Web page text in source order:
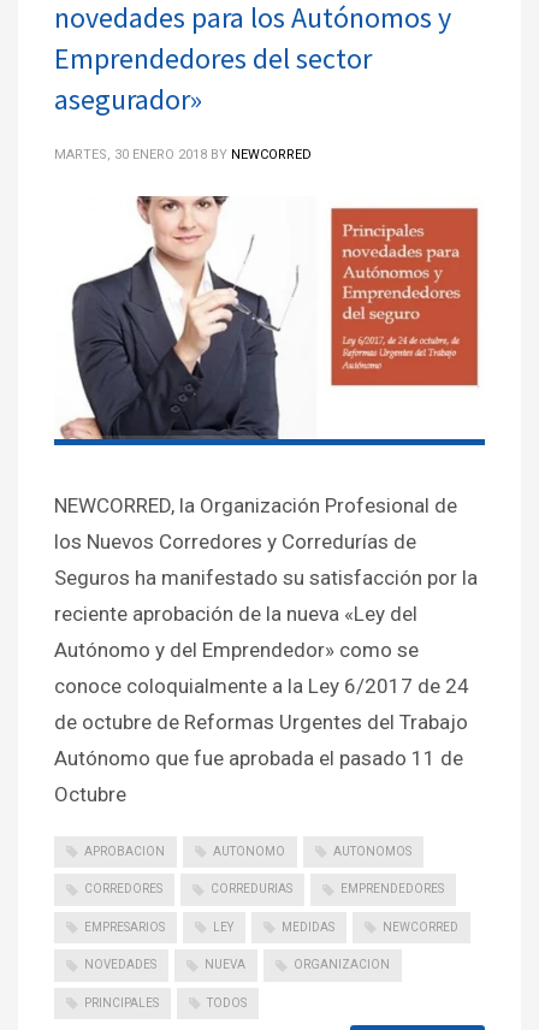
novedades para los Autónomos y
Emprendedores del sector
asegurador»
MARTES, 30 ENERO 2018 BY NEWCORRED
NEWCORRED, la Organización Profesional de
los Nuevos Corredores y Corredurías de
Seguros ha manifestado su satisfacción por la
reciente aprobación de la nueva «Ley del
Autónomo y del Emprendedor» como se
conoce coloquialmente a la Ley 6/2017 de 24
de octubre de Reformas Urgentes del Trabajo
Autónomo que fue aprobada el pasado 11 de
Octubre
APROBACION AUTONOMO AUTONOMOS
CORREDORES CORREDURIAS EMPRENDEDORES
EMPRESARIOS LEY MEDIDAS NEWCORRED
NOVEDADES NUEVA ORGANIZACION
PRINCIPALES TODOS